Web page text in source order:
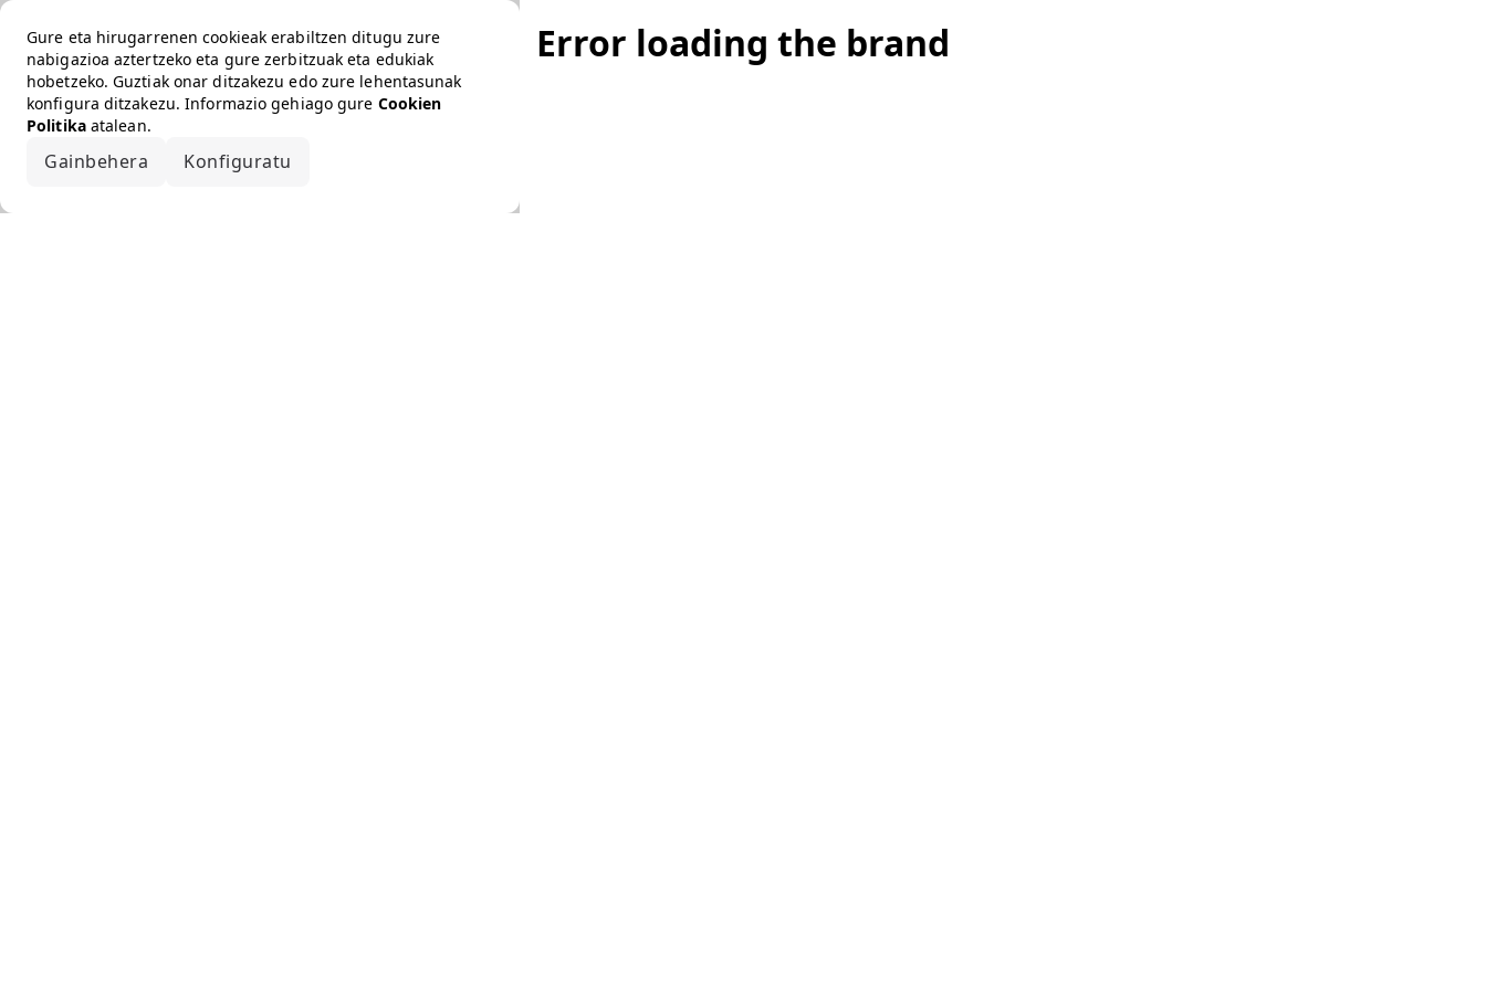
Gure eta hirugarrenen cookieak erabiltzen ditugu zure
nabigazioa aztertzeko eta gure zerbitzuak eta edukiak
hobetzeko. Guztiak onar ditzakezu edo zure lehentasunak
konfigura ditzakezu. Informazio gehiago gure Cookien
Politika atalean.
Gainbehera Konfiguratu
Error loading the brand